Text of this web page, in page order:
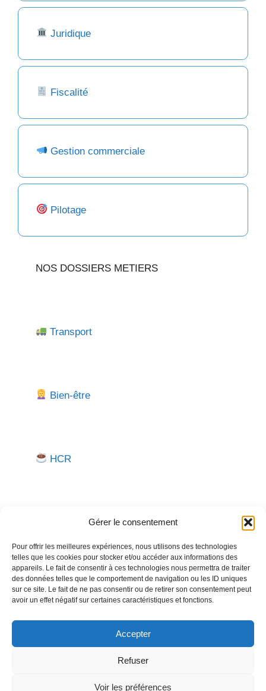
Gérer le consentement
Pour offrir les meilleures expériences, nous utilisons des technologies
telles que les cookies pour stocker et/ou accéder aux informations des
appareils. Le fait de consentir à ces technologies nous permettra de traiter
des données telles que le comportement de navigation ou les ID uniques
sur ce site. Le fait de ne pas consentir ou de retirer son consentement peut
avoir un effet négatif sur certaines caractéristiques et fonctions.
Accepter
Refuser
Voir les préférences
Juridique
Fiscalité
Gestion commerciale
Pilotage
NOS DOSSIERS METIERS
Transport
Bien-être
HCR
Besoin d'aide pour créer ou gérer votre entreprise ?
Un expert vous répond.
Nous contacter →